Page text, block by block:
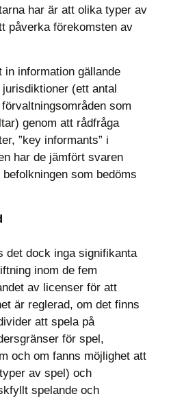
har är att olika typer av
påverka förekomsten av
in information gällande
(ett antal
som
genom att rådfråga
”key informants” i
har de jämfört svaren
som bedöms
det dock inga signifikanta
inom de fem
av licenser för att
är reglerad, om det finns
att spela på
för spel,
och om fanns möjlighet att
av spel) och
spelande och